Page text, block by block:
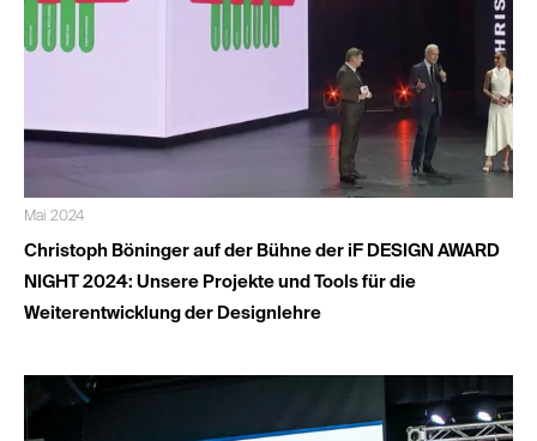
Mai 2024
Christoph Böninger auf der Bühne der iF DESIGN AWARD
NIGHT 2024: Unsere Projekte und Tools für die
Weiterentwicklung der Designlehre